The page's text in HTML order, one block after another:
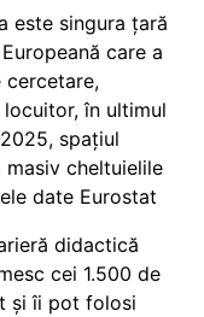
este singura țară
care a
cercetare,
în ultimul
spațiul
cheltuielile
date Eurostat
didactică
cei 1.500 de
și îi pot folosi